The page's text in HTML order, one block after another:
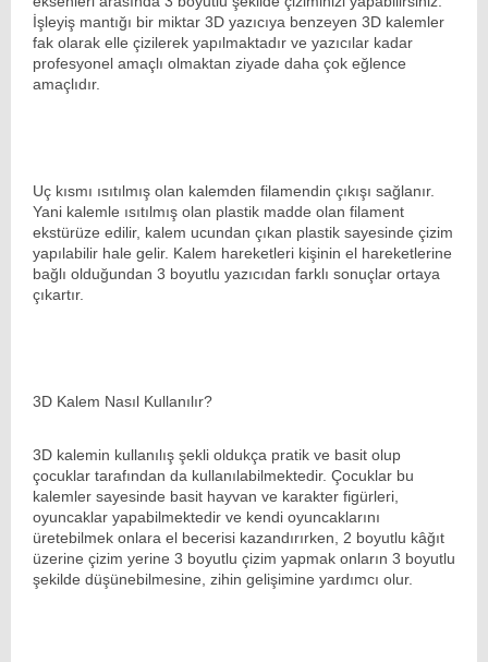
İşleyiş mantığı bir miktar 3D yazıcıya benzeyen 3D kalemler
fak olarak elle çizilerek yapılmaktadır ve yazıcılar kadar
profesyonel amaçlı olmaktan ziyade daha çok eğlence
amaçlıdır.
Uç kısmı ısıtılmış olan kalemden filamendin çıkışı sağlanır.
Yani kalemle ısıtılmış olan plastik madde olan filament
ekstürüze edilir, kalem ucundan çıkan plastik sayesinde çizim
yapılabilir hale gelir. Kalem hareketleri kişinin el hareketlerine
bağlı olduğundan 3 boyutlu yazıcıdan farklı sonuçlar ortaya
çıkartır.
3D Kalem Nasıl Kullanılır?
3D kalemin kullanılış şekli oldukça pratik ve basit olup
çocuklar tarafından da kullanılabilmektedir. Çocuklar bu
kalemler sayesinde basit hayvan ve karakter figürleri,
oyuncaklar yapabilmektedir ve kendi oyuncaklarını
üretebilmek onlara el becerisi kazandırırken, 2 boyutlu kâğıt
üzerine çizim yerine 3 boyutlu çizim yapmak onların 3 boyutlu
şekilde düşünebilmesine, zihin gelişimine yardımcı olur.